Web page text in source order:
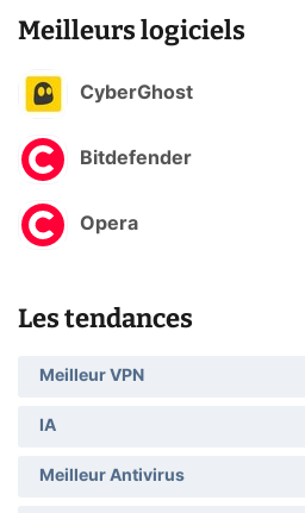
Meilleurs logiciels
CyberGhost
Bitdefender
Opera
Les tendances
Meilleur VPN
IA
Meilleur Antivirus